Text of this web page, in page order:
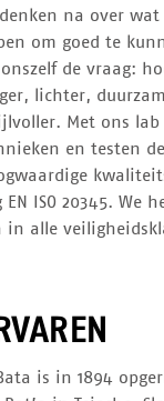
na over
om goed te
de vraag:
lichter,
Met ons
en testen
ISO 20345. We
alle
is in 1894